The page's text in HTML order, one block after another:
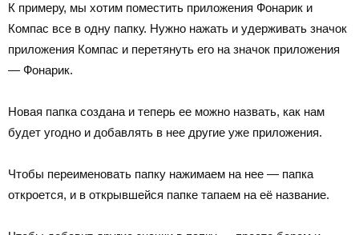
К примеру, мы хотим поместить приложения Фонарик и
Компас все в одну папку. Нужно нажать и удерживать значок
приложения Компас и перетянуть его на значок приложения
— Фонарик.
Новая папка создана и теперь ее можно назвать, как нам
будет угодно и добавлять в нее другие уже приложения.
Чтобы переименовать папку нажимаем на нее — папка
откроется, и в открывшейся папке тапаем на её название.